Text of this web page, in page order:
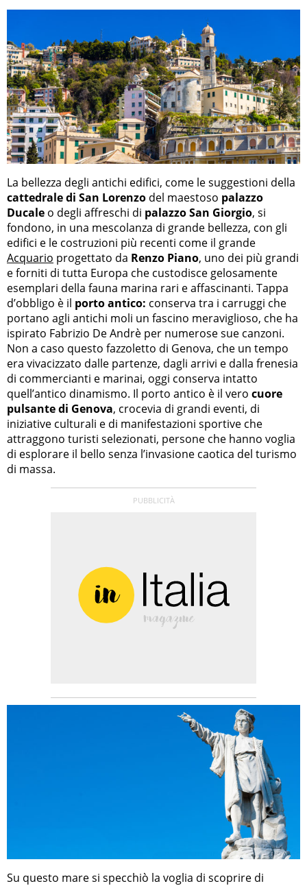
La bellezza degli antichi edifici, come le suggestioni della
cattedrale di San Lorenzo del maestoso palazzo
Ducale o degli affreschi di palazzo San Giorgio, si
fondono, in una mescolanza di grande bellezza, con gli
edifici e le costruzioni più recenti come il grande
Acquario progettato da Renzo Piano, uno dei più grandi
e forniti di tutta Europa che custodisce gelosamente
esemplari della fauna marina rari e affascinanti. Tappa
d’obbligo è il porto antico: conserva tra i carruggi che
portano agli antichi moli un fascino meraviglioso, che ha
ispirato Fabrizio De Andrè per numerose sue canzoni.
Non a caso questo fazzoletto di Genova, che un tempo
era vivacizzato dalle partenze, dagli arrivi e dalla frenesia
di commercianti e marinai, oggi conserva intatto
quell’antico dinamismo. Il porto antico è il vero cuore
pulsante di Genova, crocevia di grandi eventi, di
iniziative culturali e di manifestazioni sportive che
attraggono turisti selezionati, persone che hanno voglia
di esplorare il bello senza l’invasione caotica del turismo
di massa.
Su questo mare si specchiò la voglia di scoprire di